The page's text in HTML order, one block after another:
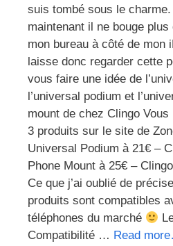
suis tombé sous le charme.
maintenant il ne bouge
mon bureau à côté de mon
laisse donc regarder cette
vous faire une idée de
l’universal podium et
mount de chez Clingo
3 produits sur le site de
Universal Podium à 21€ –
Phone Mount à 25€ –
Ce que j’ai oublié de
produits sont compatibles
téléphones du marché
Compatibilité … Read